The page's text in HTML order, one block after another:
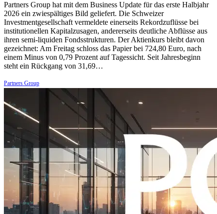
Partners Group hat mit dem Business Update für das erste Halbjahr
2026 ein zwiespältiges Bild geliefert. Die Schweizer
Investmentgesellschaft vermeldete einerseits Rekordzuflüsse bei
institutionellen Kapitalzusagen, andererseits deutliche Abflüsse aus
ihren semi-liquiden Fondsstrukturen. Der Aktienkurs bleibt davon
gezeichnet: Am Freitag schloss das Papier bei 724,80 Euro, nach
einem Minus von 0,79 Prozent auf Tagessicht. Seit Jahresbeginn
steht ein Rückgang von 31,69…
Partners Group